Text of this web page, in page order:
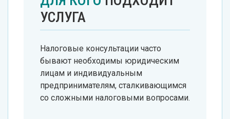
УСЛУГА
Налоговые консультации часто
бывают необходимы юридическим
лицам и индивидуальным
предпринимателям, сталкивающимся
со сложными налоговыми вопросами.